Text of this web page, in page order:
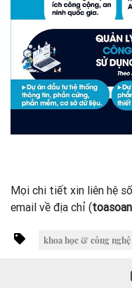
Mọi chi tiết xin liên hệ
email về địa chỉ (
khoa học & công nghệ